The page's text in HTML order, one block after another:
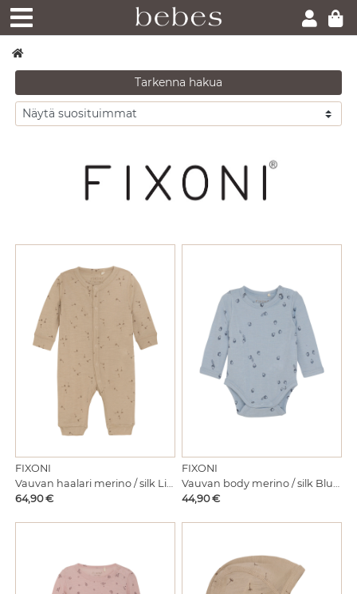
Tarkenna hakua
FIXONI
Vauvan haalari merino / silk Light Taupe
Hinta
64,90 €
FIXONI
Vauvan body merino / silk Blue fog
Hinta
44,90 €